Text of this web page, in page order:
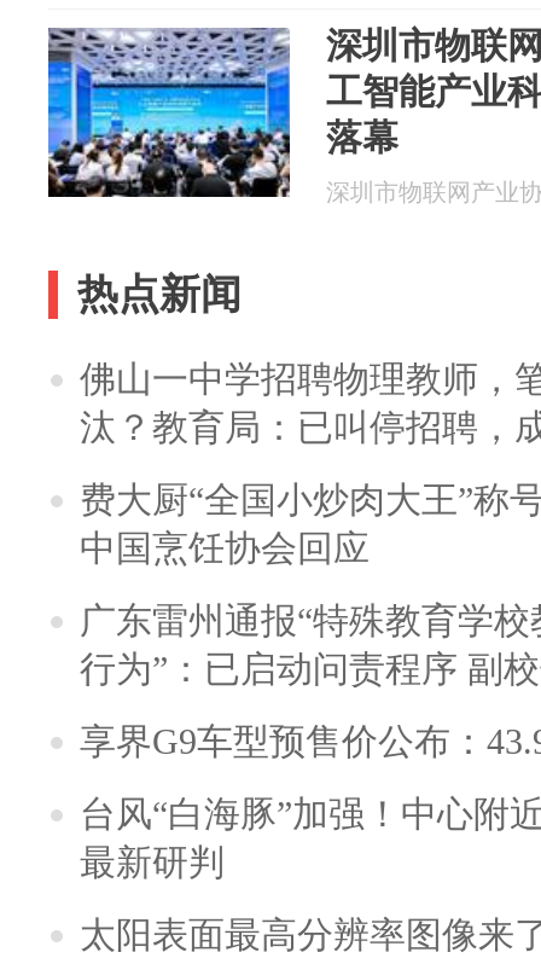
深圳市物联
工智能产业
落幕
深圳市物联网产业
热点新闻
佛山一中学招聘物理教师，
汰？教育局：已叫停招聘，
费大厨“全国小炒肉大王”称
中国烹饪协会回应
广东雷州通报“特殊教育学
行为”：已启动问责程序 副
享界G9车型预售价公布：
台风“白海豚”加强！中心附
最新研判
太阳表面最高分辨率图像来